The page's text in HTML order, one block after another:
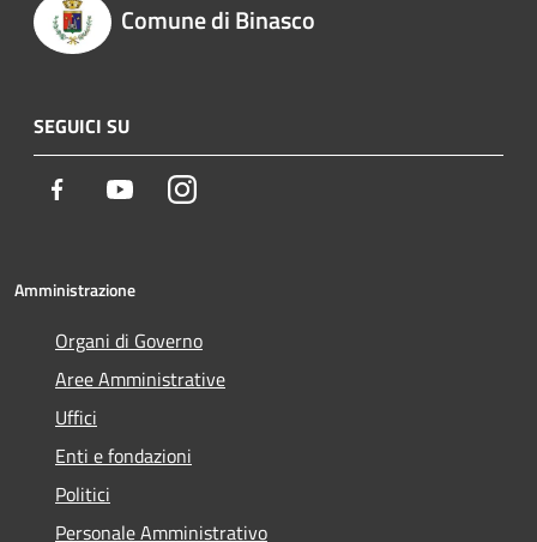
Comune di Binasco
SEGUICI SU
Facebook YoutubeInstagram
Amministrazione
Organi di Governo
Aree Amministrative
Uffici
Enti e fondazioni
Politici
Personale Amministrativo